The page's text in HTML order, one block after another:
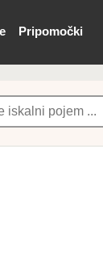
Pripomočki